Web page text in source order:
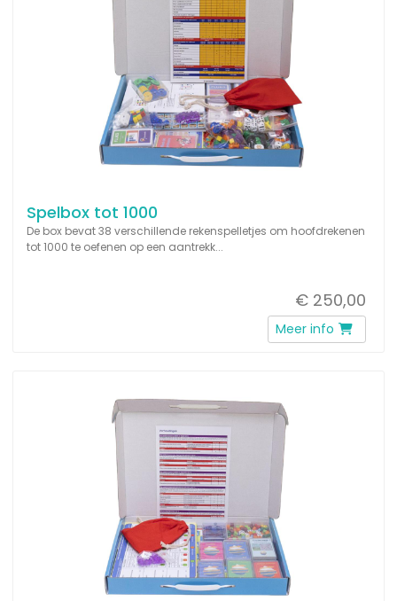
Spelbox tot 1000
De box bevat 38 verschillende rekenspelletjes om hoofdrekenen
tot 1000 te oefenen op een aantrekk...
€ 250,00
Meer info